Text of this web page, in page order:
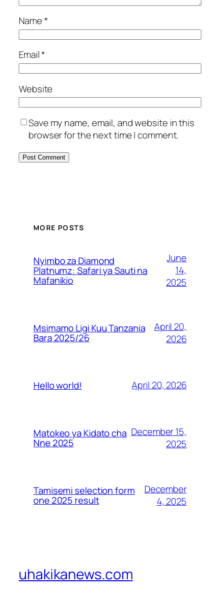
Name*
Email*
Website
Save my name, email, and website in this
browser for the next time I comment.
MORE POSTS
Nyimbo za Diamond
Platnumz: Safari ya Sauti na
Mafanikio
June
14,
2025
Msimamo Ligi Kuu Tanzania
Bara 2025/26
April 20,
2026
Hello world! April 20, 2026
Matokeo ya Kidato cha
Nne 2025
December 15,
2025
Tamisemi selection form
one 2025 result
December
4, 2025
uhakikanews.com